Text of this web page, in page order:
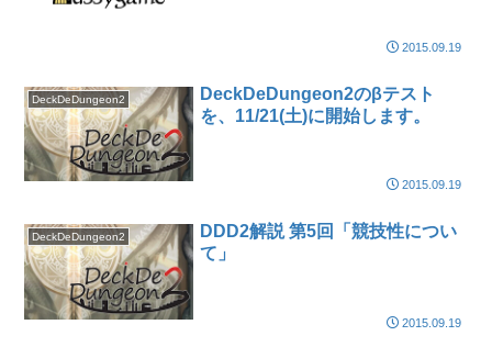
2015.09.19
DeckDeDungeon2
DeckDeDungeon2のβテスト
を、11/21(土)に開始します。
2015.09.19
DeckDeDungeon2
DDD2解説 第5回「競技性につい
て」
2015.09.19